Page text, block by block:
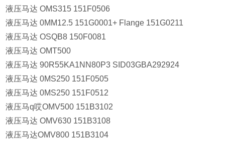
液压马达 OMS315 151F0506
液压马达 0MM12.5 151G0001+ Flange 151G0211
液压马达 OSQB8 150F0081
液压马达 OMT500
液压马达 90R55KA1NN80P3 SID03GBA292924
液压马达 0MS250 151F0505
液压马达 0MS250 151F0512
液压马q哎OMV500 151B3102
液压马达 OMV630 151B3108
液压马达OMV800 151B3104